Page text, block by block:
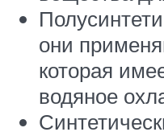
они
которая
водяное